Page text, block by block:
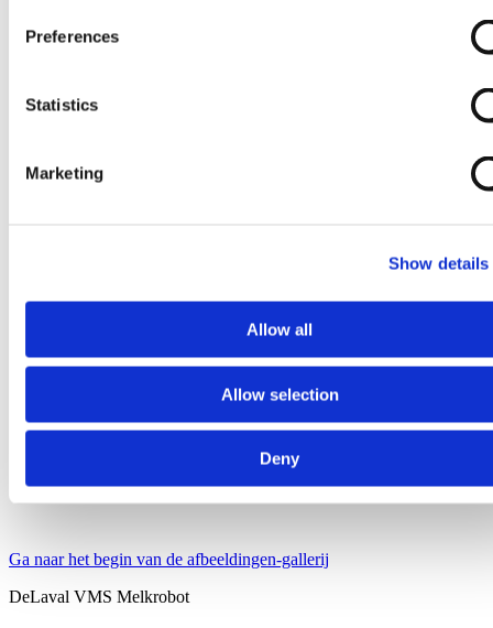
Preferences
Statistics
Marketing
Show details
Allow all
Allow selection
Deny
Ga naar het begin van de afbeeldingen-gallerij
DeLaval VMS Melkrobot